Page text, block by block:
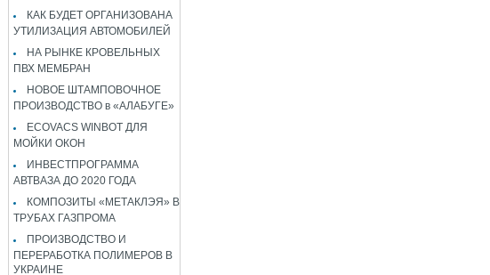
КАК БУДЕТ ОРГАНИЗОВАНА
УТИЛИЗАЦИЯ АВТОМОБИЛЕЙ
НА РЫНКЕ КРОВЕЛЬНЫХ
ПВХ МЕМБРАН
НОВОЕ ШТАМПОВОЧНОЕ
ПРОИЗВОДСТВО в «АЛАБУГЕ»
ECOVACS WINBOT ДЛЯ
МОЙКИ ОКОН
ИНВЕСТПРОГРАММА
АВТВАЗА ДО 2020 ГОДА
КОМПОЗИТЫ «МЕТАКЛЭЯ» В
ТРУБАХ ГАЗПРОМА
ПРОИЗВОДСТВО И
ПЕРЕРАБОТКА ПОЛИМЕРОВ В
УКРАИНЕ